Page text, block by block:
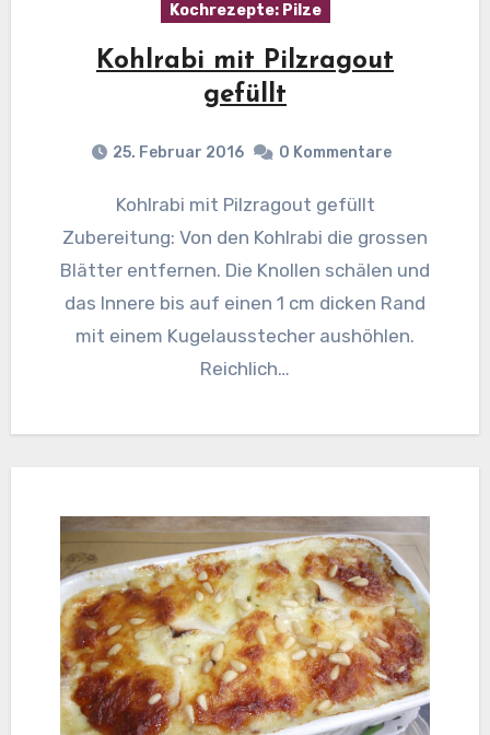
Kochrezepte: Pilze
Kohlrabi mit Pilzragout
gefüllt
25. Februar 2016 0 Kommentare
Kohlrabi mit Pilzragout gefüllt
Zubereitung: Von den Kohlrabi die grossen
Blätter entfernen. Die Knollen schälen und
das Innere bis auf einen 1 cm dicken Rand
mit einem Kugelausstecher aushöhlen.
Reichlich…